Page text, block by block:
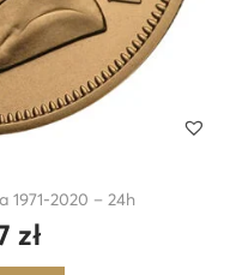
1971-2020 – 24h
zł